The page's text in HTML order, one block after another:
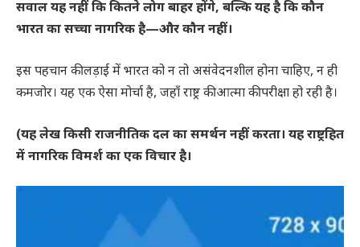
सवाल यह नहीं कि कितने लोग बाहर होंगे, बल्कि यह है कि कौन
भारत का सच्चा नागरिक है—और कौन नहीं।
इस पहचान की लड़ाई में भारत को न तो असंवेदनशील होना चाहिए, न ही
कमजोर। यह एक ऐसा मोर्चा है, जहाँ राष्ट्र की आत्मा की परीक्षा हो रही है।
(यह लेख किसी राजनीतिक दल का समर्थन नहीं करता। यह राष्ट्रहित
में नागरिक विमर्श का एक विचार है।